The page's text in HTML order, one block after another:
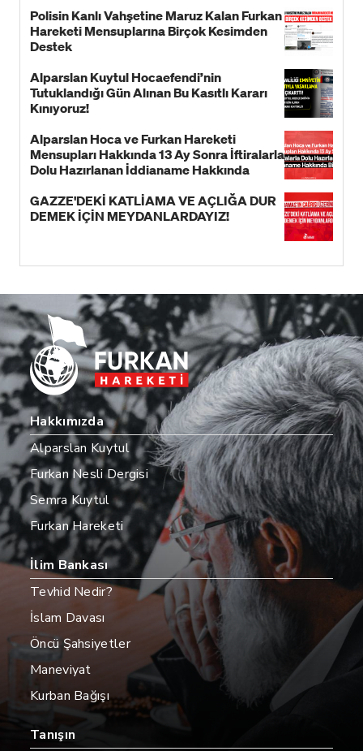
Polisin Kanlı Vahşetine Maruz Kalan Furkan
Hareketi Mensuplarına Birçok Kesimden
Destek
Alparslan Kuytul Hocaefendi’nin
Tutuklandığı Gün Alınan Bu Kasıtlı Kararı
Kınıyoruz!
Alparslan Hoca ve Furkan Hareketi
Mensupları Hakkında 13 Ay Sonra İftiralarla
Dolu Hazırlanan İddianame Hakkında
GAZZE'DEKİ KATLİAMA VE AÇLIĞA DUR
DEMEK İÇİN MEYDANLARDAYIZ!
Hakkımızda
Alparslan Kuytul
Furkan Nesli Dergisi
Semra Kuytul
Furkan Hareketi
İlim Bankası
Tevhid Nedir?
İslam Davası
Öncü Şahsiyetler
Maneviyat
Kurban Bağışı
Tanışın